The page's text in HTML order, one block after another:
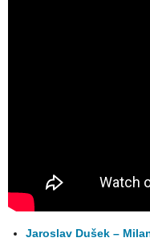
Jaroslav Dušek –